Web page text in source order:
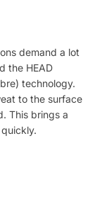
demand a lot
the HEAD
technology.
to the surface
This brings a